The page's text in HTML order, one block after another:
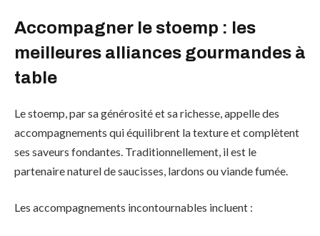
Accompagner le stoemp : les
meilleures alliances gourmandes à
table
Le stoemp, par sa générosité et sa richesse, appelle des
accompagnements qui équilibrent la texture et complètent
ses saveurs fondantes. Traditionnellement, il est le
partenaire naturel de saucisses, lardons ou viande fumée.
Les accompagnements incontournables incluent :